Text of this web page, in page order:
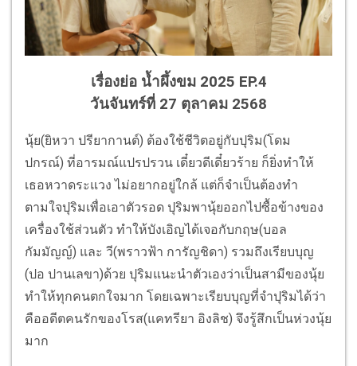
เรื่องย่อ น้ำผึ้งขม 2025 EP.4
วันจันทร์ที่ 27 ตุลาคม 2568
นุ้ย(ยิหวา ปรียากานต์) ต้องใช้ชีวิตอยู่กับปุริม(โดม
ปกรณ์) ที่อารมณ์แปรปรวน เดี๋ยวดีเดี๋ยวร้าย ก็ยิ่งทำให้
เธอหวาดระแวง ไม่อยากอยู่ใกล้ แต่ก็จำเป็นต้องทำ
ตามใจปุริมเพื่อเอาตัวรอด ปุริมพานุ้ยออกไปซื้อข้างของ
เครื่องใช้ส่วนตัว ทำให้บังเอิญได้เจอกับกฤษ(บอล
กัมมัญญ์) และ วี(พราวฟ้า การัญชิดา) รวมถึงเรียบบุญ
(ปอ ปานเลขา)ด้วย ปุริมแนะนำตัวเองว่าเป็นสามีของนุ้ย
ทำให้ทุกคนตกใจมาก โดยเฉพาะเรียบบุญที่จำปุริมได้ว่า
คืออดีตคนรักของโรส(แคทรียา อิงลิช) จึงรู้สึกเป็นห่วงนุ้ย
มาก